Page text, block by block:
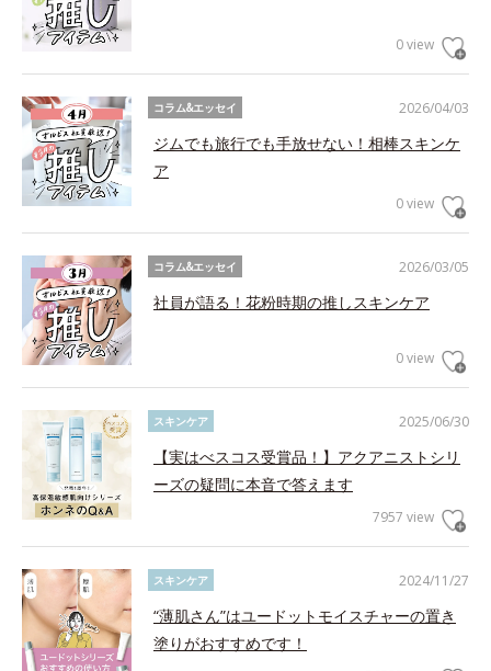
0 view
2026/04/03
コラム&エッセイ
ジムでも旅行でも手放せない！相棒スキンケ
ア
0 view
2026/03/05
コラム&エッセイ
社員が語る！花粉時期の推しスキンケア
0 view
2025/06/30
スキンケア
【実はべスコス受賞品！】アクアニストシリ
ーズの疑問に本音で答えます
7957 view
2024/11/27
スキンケア
“薄肌さん”はユードットモイスチャーの置き
塗りがおすすめです！